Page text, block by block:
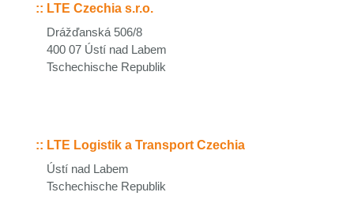
:: LTE Czechia s.r.o.
Drážďanská 506/8
400 07 Ústí nad Labem
Tschechische Republik
:: LTE Logistik a Transport Czechia
Ústí nad Labem
Tschechische Republik